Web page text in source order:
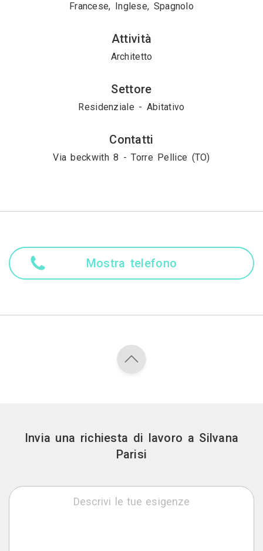
Francese, Inglese, Spagnolo
Attività
Architetto
Settore
Residenziale - Abitativo
Contatti
Via beckwith 8 - Torre Pellice (TO)
Mostra telefono
Invia una richiesta di lavoro a Silvana
Parisi